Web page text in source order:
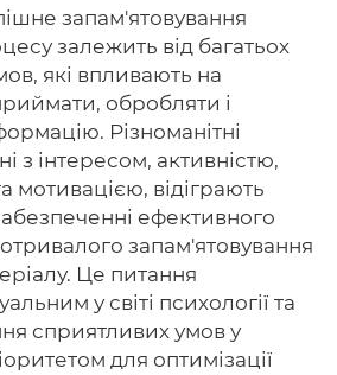
запам'ятовування
залежить від багатьох
які впливають на
обробляти і
Різноманітні
з інтересом, активністю,
мотивацією, відіграють
ефективного
запам'ятовування
Це питання
у світі психології та
сприятливих умов у
для оптимізації